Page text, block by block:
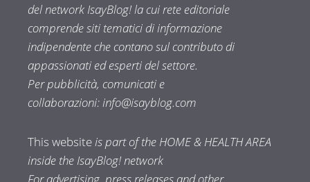
del network IsayBlog! la cui rete editoriale
comprende siti tematici di informazione
indipendente che contano sul contributo di
appassionati ed esperti del settore.
Per pubblicità, comunicati e
collaborazioni:info@isayblog.com
This websiteis part of the HOME & HEALTH AREA
inside the IsayBlog! network
For advertising, press releases and other